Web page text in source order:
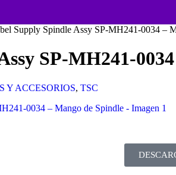
Supply Spindle Assy SP-MH241-0034 –
SP-MH241-
Y ACCESORIOS, TSC